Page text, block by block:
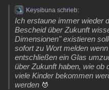
Keysibuna schrieb:
Ich erstaune immer wieder
Bescheid über Zukunft
Dimensionen" existieren
sofort zu Wort melden
entschließen ein Glas
über Zukunft haben, wie ob
viele Kinder bekommen
werden